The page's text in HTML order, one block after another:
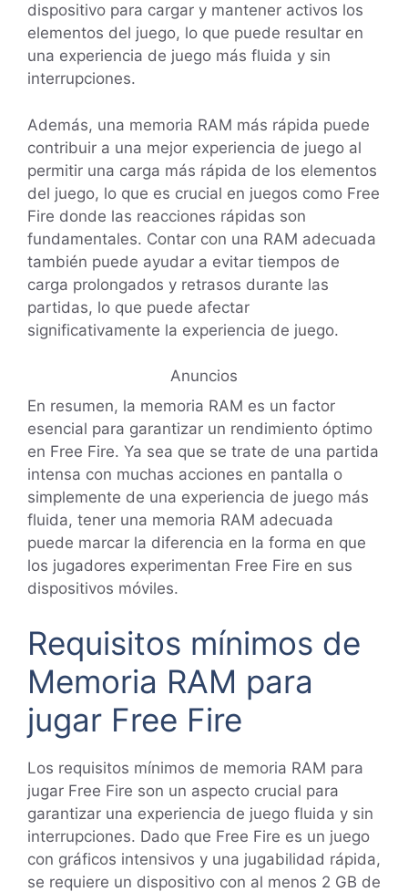
dispositivo para cargar y mantener activos los
elementos del juego, lo que puede resultar en
una experiencia de juego más fluida y sin
interrupciones.
Además, una memoria RAM más rápida puede
contribuir a una mejor experiencia de juego al
permitir una carga más rápida de los elementos
del juego, lo que es crucial en juegos como Free
Fire donde las reacciones rápidas son
fundamentales. Contar con una RAM adecuada
también puede ayudar a evitar tiempos de
carga prolongados y retrasos durante las
partidas, lo que puede afectar
significativamente la experiencia de juego.
Anuncios
En resumen, la memoria RAM es un factor
esencial para garantizar un rendimiento óptimo
en Free Fire. Ya sea que se trate de una partida
intensa con muchas acciones en pantalla o
simplemente de una experiencia de juego más
fluida, tener una memoria RAM adecuada
puede marcar la diferencia en la forma en que
los jugadores experimentan Free Fire en sus
dispositivos móviles.
Requisitos mínimos de
Memoria RAM para
jugar Free Fire
Los requisitos mínimos de memoria RAM para
jugar Free Fire son un aspecto crucial para
garantizar una experiencia de juego fluida y sin
interrupciones. Dado que Free Fire es un juego
con gráficos intensivos y una jugabilidad rápida,
se requiere un dispositivo con al menos 2 GB de